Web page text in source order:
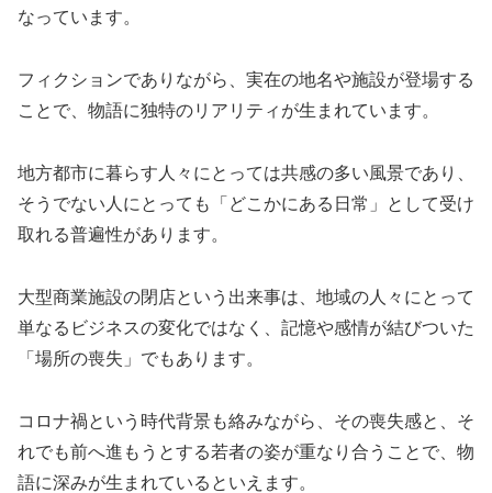
なっています。
フィクションでありながら、実在の地名や施設が登場する
ことで、物語に独特のリアリティが生まれています。
地方都市に暮らす人々にとっては共感の多い風景であり、
そうでない人にとっても「どこかにある日常」として受け
取れる普遍性があります。
大型商業施設の閉店という出来事は、地域の人々にとって
単なるビジネスの変化ではなく、記憶や感情が結びついた
「場所の喪失」でもあります。
コロナ禍という時代背景も絡みながら、その喪失感と、そ
れでも前へ進もうとする若者の姿が重なり合うことで、物
語に深みが生まれているといえます。